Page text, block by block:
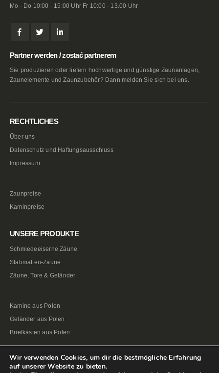
Mo - Do 10:00 - 15:00 Uhr Fr 10:00 - 13.00 Uhr
Partner werden / zostać partnerem
Sie produzieren oder liefern hochwertige und günstige Zaunanlagen,
Zaunelemente und Zaunzubehör? Dann melden Sie sich bei uns.
RECHTLICHES
Über uns
Datenschutz und Haftungsausschluss
Impressum
Zaunpreise
Kaminpreise
UNSERE PRODUKTE
Schmiedeeiserne Zäune
Stabmatten-Zäune
Zäune, Tore & Geländer
Kamine aus Polen
Geländer aus Polen
Briefkästen aus Polen
Wir verwenden Cookies, um dir die bestmögliche Erfahrung
auf unserer Website zu bieten.